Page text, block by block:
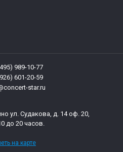
989-10-77
601-20-59
star.ru
ул. Судакова, д. 14 оф. 20,
до 20 часов.
на карте